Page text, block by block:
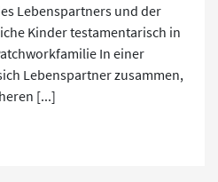
Lebenspartners und der
Kinder testamentarisch in
In einer
Lebenspartner zusammen,
[...]